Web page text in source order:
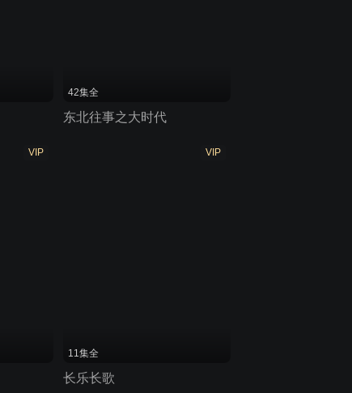
42集全
东北往事之大时代
VIP VIP
11集全
长乐长歌